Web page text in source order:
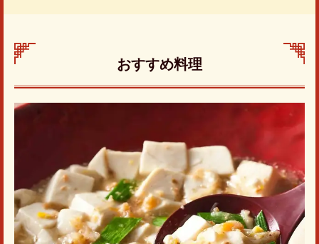
おすすめ料理